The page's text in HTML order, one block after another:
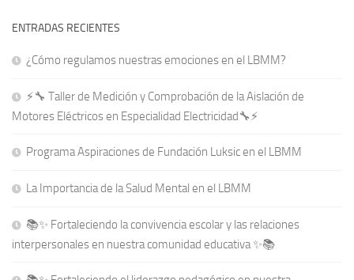
ENTRADAS RECIENTES
¿Cómo regulamos nuestras emociones en el LBMM?
⚡🔧 Taller de Medición y Comprobación de la Aislación de
Motores Eléctricos en Especialidad Electricidad🔧⚡
Programa Aspiraciones de Fundación Luksic en el LBMM
La Importancia de la Salud Mental en el LBMM
📚✨ Fortaleciendo la convivencia escolar y las relaciones
interpersonales en nuestra comunidad educativa ✨📚